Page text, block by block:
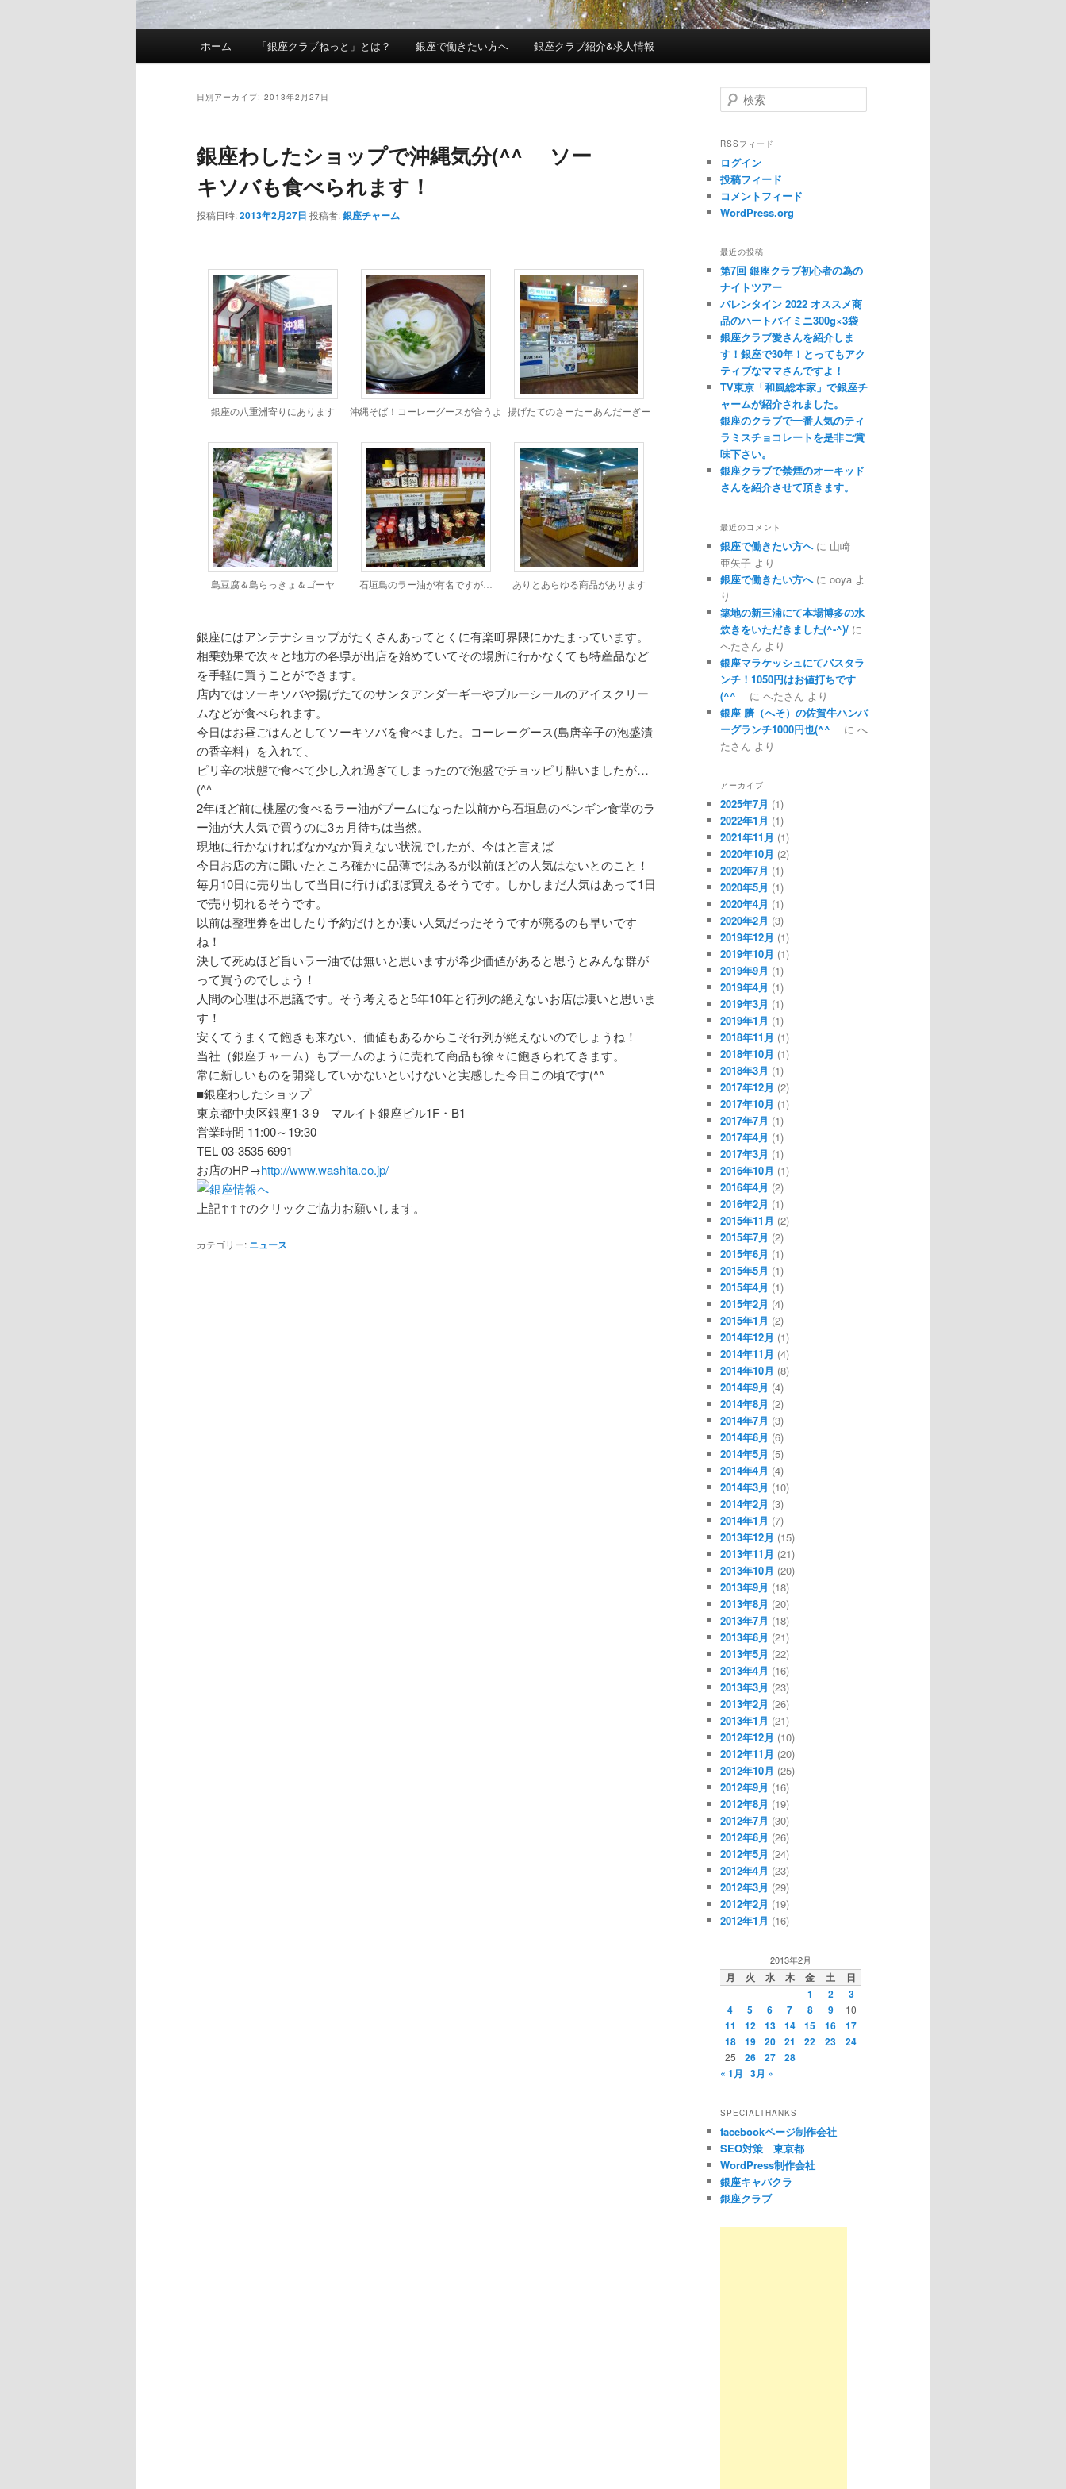
メインコンテンツへ移動
サブコンテンツへ移動
ホーム 「銀座クラブねっと」とは？ 銀座で働きたい方へ 銀座クラブ紹介&求人情報
日別アーカイブ: 2013年2月27日
銀座わしたショップで沖縄気分(^^ゞ ソー
キソバも食べられます！
投稿日時:2013年2月27日 投稿者:銀座チャーム
銀座の八重洲寄りにあります 沖縄そば！コーレーグースが合うよ 揚げたてのさーたーあんだーぎー
島豆腐＆島らっきょ＆ゴーヤ 石垣島のラー油が有名ですが… ありとあらゆる商品があります
銀座にはアンテナショップがたくさんあってとくに有楽町界隈にかたまっています。
相乗効果で次々と地方の各県が出店を始めていてその場所に行かなくても特産品など
を手軽に買うことができます。
店内ではソーキソバや揚げたてのサンタアンダーギーやブルーシールのアイスクリー
ムなどが食べられます。
今日はお昼ごはんとしてソーキソバを食べました。コーレーグース(島唐辛子の泡盛漬
の香辛料）を入れて、
ピリ辛の状態で食べて少し入れ過ぎてしまったので泡盛でチョッピリ酔いましたが…
(^^ゞ
2年ほど前に桃屋の食べるラー油がブームになった以前から石垣島のペンギン食堂のラ
ー油が大人気で買うのに3ヵ月待ちは当然。
現地に行かなければなかなか買えない状況でしたが、今はと言えば
今日お店の方に聞いたところ確かに品薄ではあるが以前ほどの人気はないとのこと！
毎月10日に売り出して当日に行けばほぼ買えるそうです。しかしまだ人気はあって1日
で売り切れるそうです。
以前は整理券を出したり予約だけとか凄い人気だったそうですが廃るのも早いです
ね！
決して死ぬほど旨いラー油では無いと思いますが希少価値があると思うとみんな群が
って買うのでしょう！
人間の心理は不思議です。そう考えると5年10年と行列の絶えないお店は凄いと思いま
す！
安くてうまくて飽きも来ない、価値もあるからこそ行列が絶えないのでしょうね！
当社（銀座チャーム）もブームのように売れて商品も徐々に飽きられてきます。
常に新しいものを開発していかないといけないと実感した今日この頃です(^^ゞ
■銀座わしたショップ
東京都中央区銀座1-3-9 マルイト銀座ビル1F・B1
営業時間 11:00～19:30
TEL 03-3535-6991
お店のHP→http://www.washita.co.jp/
上記↑↑↑のクリックご協力お願いします。
カテゴリー: ニュース
検索
RSSフィード
ログイン
投稿フィード
コメントフィード
WordPress.org
最近の投稿
第7回 銀座クラブ初心者の為の
ナイトツアー
バレンタイン 2022 オススメ商
品のハートパイミニ300g×3袋
銀座クラブ愛さんを紹介しま
す！銀座で30年！とってもアク
ティブなママさんですよ！
TV東京「和風総本家」で銀座チ
ャームが紹介されました。
銀座のクラブで一番人気のティ
ラミスチョコレートを是非ご賞
味下さい。
銀座クラブで禁煙のオーキッド
さんを紹介させて頂きます。
最近のコメント
銀座で働きたい方へに 山崎
亜矢子 より
銀座で働きたい方へに ooya よ
り
築地の新三浦にて本場博多の水
炊きをいただきました(^-^)/ に
へたさん より
銀座マラケッシュにてパスタラ
ンチ！1050円はお値打ちです
(^^ゞ
に へたさん より
銀座 臍（へそ）の佐賀牛ハンバ
ーグランチ1000円也(^^ゞ
に へ
たさん より
アーカイブ
2025年7月 (1)
2022年1月 (1)
2021年11月 (1)
2020年10月 (2)
2020年7月 (1)
2020年5月 (1)
2020年4月 (1)
2020年2月 (3)
2019年12月 (1)
2019年10月 (1)
2019年9月 (1)
2019年4月 (1)
2019年3月 (1)
2019年1月 (1)
2018年11月 (1)
2018年10月 (1)
2018年3月 (1)
2017年12月 (2)
2017年10月 (1)
2017年7月 (1)
2017年4月 (1)
2017年3月 (1)
2016年10月 (1)
2016年4月 (2)
2016年2月 (1)
2015年11月 (2)
2015年7月 (2)
2015年6月 (1)
2015年5月 (1)
2015年4月 (1)
2015年2月 (4)
2015年1月 (2)
2014年12月 (1)
2014年11月 (4)
2014年10月 (8)
2014年9月 (4)
2014年8月 (2)
2014年7月 (3)
2014年6月 (6)
2014年5月 (5)
2014年4月 (4)
2014年3月 (10)
2014年2月 (3)
2014年1月 (7)
2013年12月 (15)
2013年11月 (21)
2013年10月 (20)
2013年9月 (18)
2013年8月 (20)
2013年7月 (18)
2013年6月 (21)
2013年5月 (22)
2013年4月 (16)
2013年3月 (23)
2013年2月 (26)
2013年1月 (21)
2012年12月 (10)
2012年11月 (20)
2012年10月 (25)
2012年9月 (16)
2012年8月 (19)
2012年7月 (30)
2012年6月 (26)
2012年5月 (24)
2012年4月 (23)
2012年3月 (29)
2012年2月 (19)
2012年1月 (16)
2013年2月
月 火 水 木 金 土
日
1
2
3
4
5 6 7 8 9 10
11 12 13 14 15 16
17
18
19 20 21 22 23 24
25 26 27
28
« 1月
3月 »
SPECIALTHANKS
facebookページ制作会社
SEO対策 東京都
WordPress制作会社
銀座キャバクラ
銀座クラブ